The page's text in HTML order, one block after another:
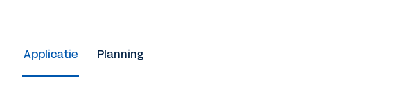
Applicatie Planning